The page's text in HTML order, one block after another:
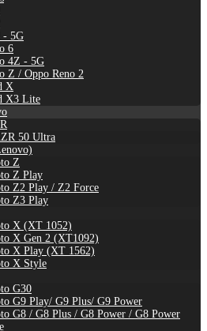
- 5G
6
4Z - 5G
Z / Oppo Reno 2
X
X3 Lite
50 Ultra
Z
Z Play
Z2 Play / Z2 Force
Z3 Play
X (XT 1052)
X Gen 2 (XT1092)
X Play (XT 1562)
X Style
G30
G9 Play/ G9 Plus/ G9 Power
G8 / G8 Plus / G8 Power / G8 Power